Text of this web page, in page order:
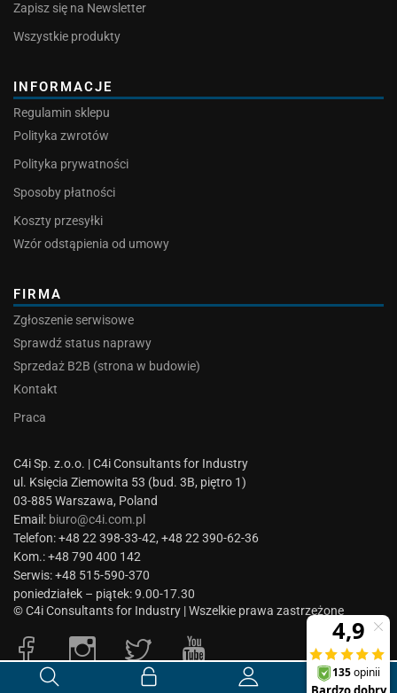
Zapisz się na Newsletter
Wszystkie produkty
INFORMACJE
Regulamin sklepu
Polityka zwrotów
Polityka prywatności
Sposoby płatności
Koszty przesyłki
Wzór odstąpienia od umowy
FIRMA
Zgłoszenie serwisowe
Sprawdź status naprawy
Sprzedaż B2B (strona w budowie)
Kontakt
Praca
C4i Sp. z.o.o. | C4i Consultants for Industry
ul. Księcia Ziemowita 53 (bud. 3B, piętro 1)
03-885 Warszawa, Poland
Email: biuro@c4i.com.pl
Telefon: +48 22 398-33-42, +48 22 390-62-36
Kom.: +48 790 400 142
Serwis: +48 515-590-370
poniedziałek – piątek: 9.00-17.30
© C4i Consultants for Industry | Wszelkie prawa zastrzeżone
0